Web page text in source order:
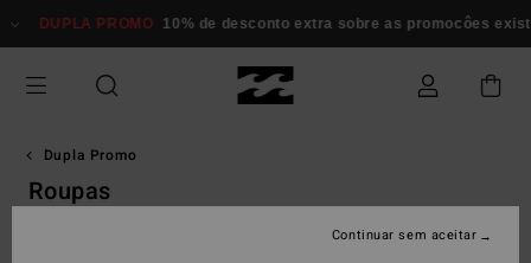
para
seleção
produtos
10% de desconto extra sobre as promocôes existentes* Mulher
Dupla Promo
Roupas
Todos
Continuar sem aceitar